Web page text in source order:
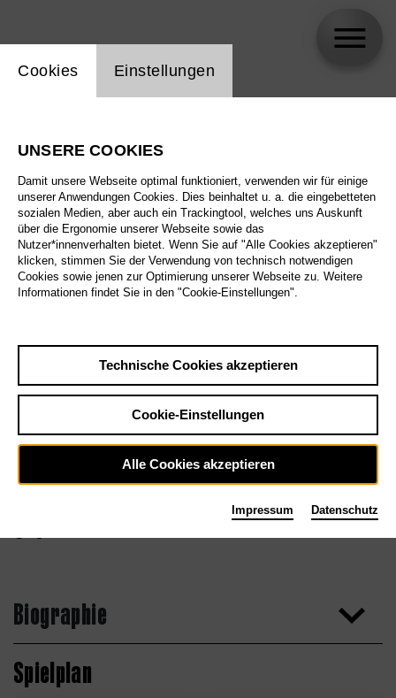
Biographie
Spielplan
Einstellung Website Cookie
Cookies Einstellungen
UNSERE COOKIES
Damit unsere Webseite optimal funktioniert, verwenden wir für einige
unserer Anwendungen Cookies. Dies beinhaltet u. a. die eingebetteten
sozialen Medien, aber auch ein Trackingtool, welches uns Auskunft
über die Ergonomie unserer Webseite sowie das
Nutzer*innenverhalten bietet. Wenn Sie auf "Alle Cookies akzeptieren"
klicken, stimmen Sie der Verwendung von technisch notwendigen
Cookies sowie jenen zur Optimierung unserer Webseite zu. Weitere
Informationen findet Sie in den "Cookie-Einstellungen".
Technische Cookies akzeptieren
Cookie-Einstellungen
Alle Cookies akzeptieren
Impressum Datenschutz